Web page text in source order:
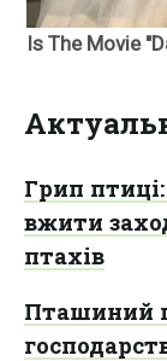
Грип
вжити
птахів
Пташиний